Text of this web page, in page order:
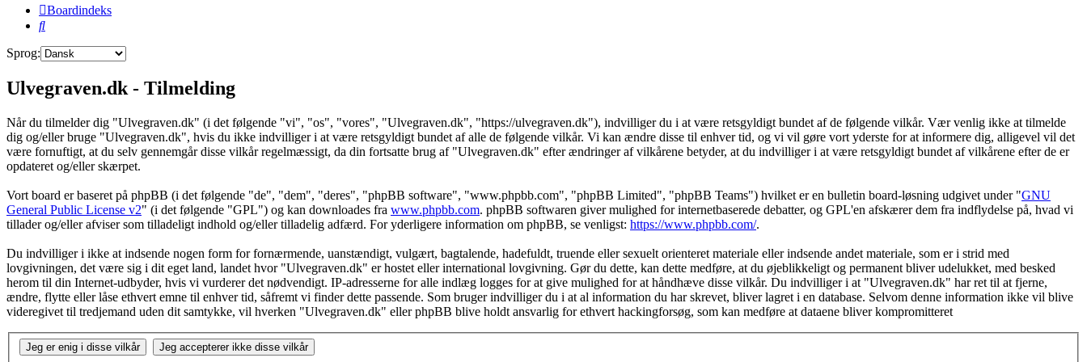
Boardindeks
Søg
Sprog:
Ulvegraven.dk - Tilmelding
Når du tilmelder dig "Ulvegraven.dk" (i det følgende "vi", "os", "vores", "Ulvegraven.dk", "https://ulvegraven.dk"), indvilliger du i at være retsgyldigt bundet af de følgende vilkår. Vær venlig ikke at tilmelde
dig og/eller bruge "Ulvegraven.dk", hvis du ikke indvilliger i at være retsgyldigt bundet af alle de følgende vilkår. Vi kan ændre disse til enhver tid, og vi vil gøre vort yderste for at informere dig, alligevel vil det
være fornuftigt, at du selv gennemgår disse vilkår regelmæssigt, da din fortsatte brug af "Ulvegraven.dk" efter ændringer af vilkårene betyder, at du indvilliger i at være retsgyldigt bundet af vilkårene efter de er
opdateret og/eller skærpet.
Vort board er baseret på phpBB (i det følgende "de", "dem", "deres", "phpBB software", "www.phpbb.com", "phpBB Limited", "phpBB Teams") hvilket er en bulletin board-løsning udgivet under "GNU
General Public License v2" (i det følgende "GPL") og kan downloades fra www.phpbb.com. phpBB softwaren giver mulighed for internetbaserede debatter, og GPL'en afskærer dem fra indflydelse på, hvad vi
tillader og/eller afviser som tilladeligt indhold og/eller tilladelig adfærd. For yderligere information om phpBB, se venligst: https://www.phpbb.com/.
Du indvilliger i ikke at indsende nogen form for fornærmende, uanstændigt, vulgært, bagtalende, hadefuldt, truende eller sexuelt orienteret materiale eller indsende andet materiale, som er i strid med
lovgivningen, det være sig i dit eget land, landet hvor "Ulvegraven.dk" er hostet eller international lovgivning. Gør du dette, kan dette medføre, at du øjeblikkeligt og permanent bliver udelukket, med besked
herom til din Internet-udbyder, hvis vi vurderer det nødvendigt. IP-adresserne for alle indlæg logges for at give mulighed for at håndhæve disse vilkår. Du indvilliger i at "Ulvegraven.dk" har ret til at fjerne,
ændre, flytte eller låse ethvert emne til enhver tid, såfremt vi finder dette passende. Som bruger indvilliger du i at al information du har skrevet, bliver lagret i en database. Selvom denne information ikke vil blive
videregivet til tredjemand uden dit samtykke, vil hverken "Ulvegraven.dk" eller phpBB blive holdt ansvarlig for ethvert hackingforsøg, som kan medføre at dataene bliver kompromitteret